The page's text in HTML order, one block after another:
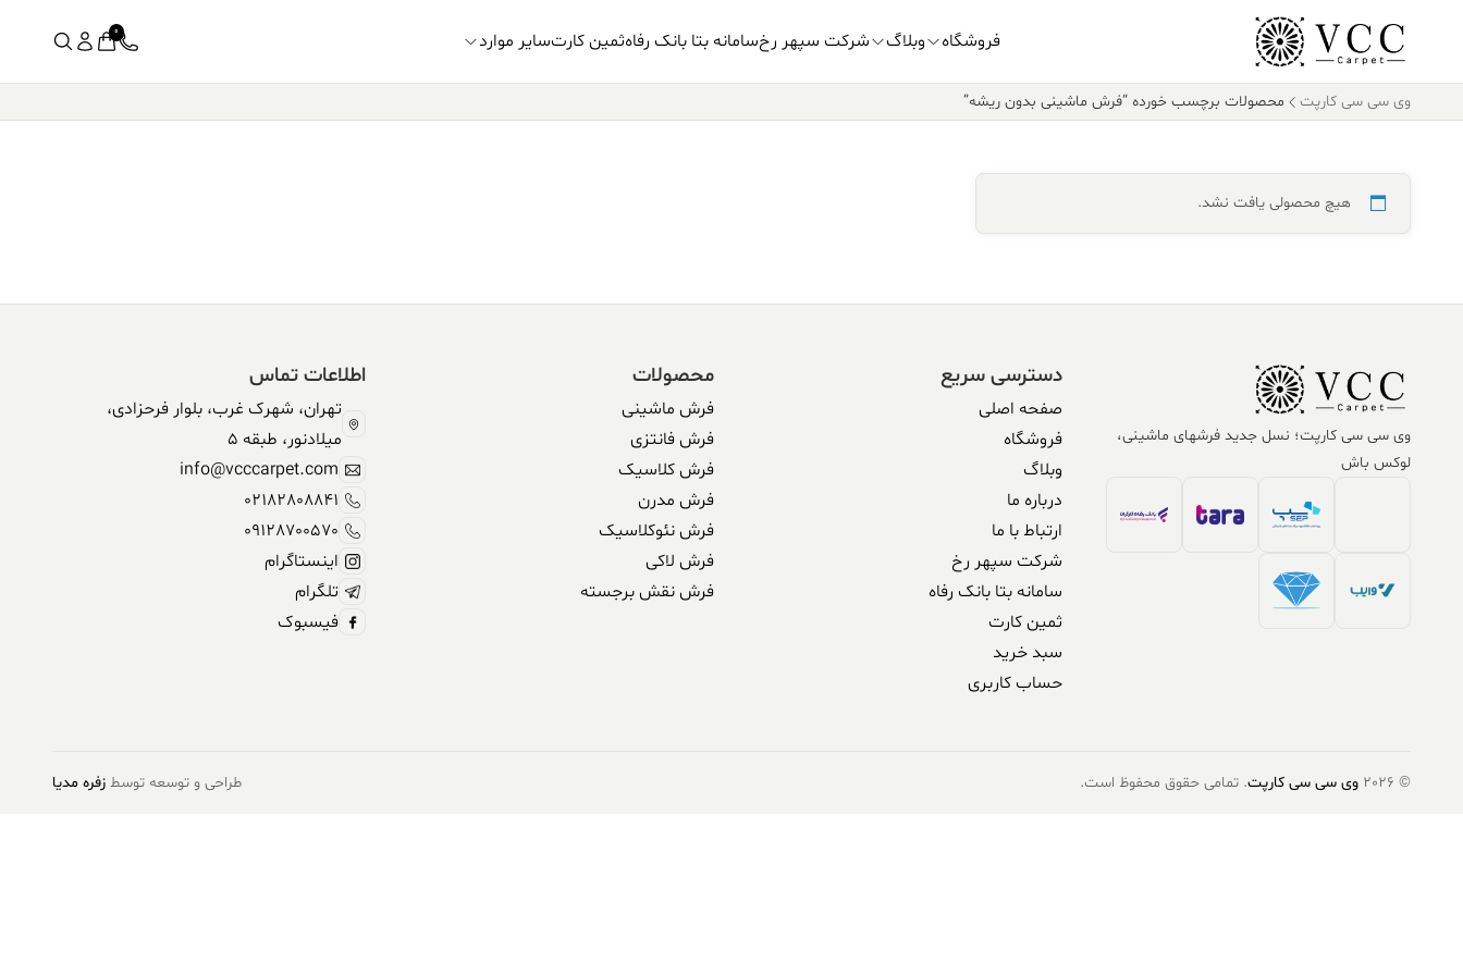
فروشگاه وبلاگ شرکت سپهر رخسامانه بتا بانک رفاهثمین کارتسایر موارد 0
وی سی سی کارپت محصولات برچسب خورده “فرش ماشینی بدون ریشه”
هیچ محصولی یافت نشد.
وی سی سی کارپت؛ نسل جدید فرشهای ماشینی،
لوکس باش
دسترسی سریع
صفحه اصلی
فروشگاه
وبلاگ
درباره ما
ارتباط با ما
شرکت سپهر رخ
سامانه بتا بانک رفاه
ثمین کارت
سبد خرید
حساب کاربری
محصولات
فرش ماشینی
فرش فانتزی
فرش کلاسیک
فرش مدرن
فرش نئوکلاسیک
فرش لاکی
فرش نقش برجسته
اطلاعات تماس
تهران، شهرک غرب، بلوار فرحزادی،
میلادنور، طبقه 5
info@vcccarpet.com
02182808841
09128700570
اینستاگرام
تلگرام
فیسبوک
© 2026 وی سی سی کارپت. تمامی حقوق محفوظ است. طراحی و توسعه توسط زفره مدیا